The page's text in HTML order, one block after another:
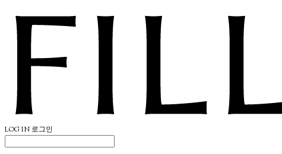
LOG IN 로그인